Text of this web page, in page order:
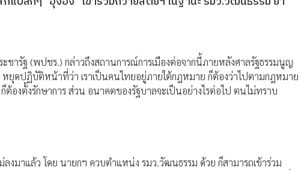
ารัฐ (พปชร.) กล่าวถึงสถานการณ์การเมืองต่อจากนี้ภายหลังศาลรัฐธรรมนูญ
ยุดปฏิบัติหน้าที่ว่า เราเป็นคนไทยอยู่ภายใต้กฎหมาย ก็ต้องว่าไปตามกฎหมาย
องตั้งรักษาการ ส่วน อนาคตของรัฐบาลจะเป็นอย่างไรต่อไป ตนไม่ทราบ
ลงมาแล้ว โดย นายกฯ ควบตำแหน่ง รมว.วัฒนธรรม ด้วย ก็สามารถเข้าร่วม